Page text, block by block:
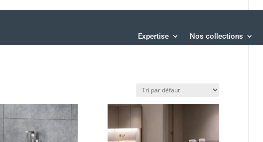
Expertise Nos collections